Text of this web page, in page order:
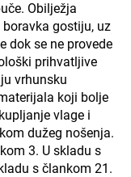
Obilježja
gostiju, uz
dok se ne provede
prihvatljive
vrhunsku
koji bolje
vlage i
dužeg nošenja.
3. U skladu s
s člankom 21.